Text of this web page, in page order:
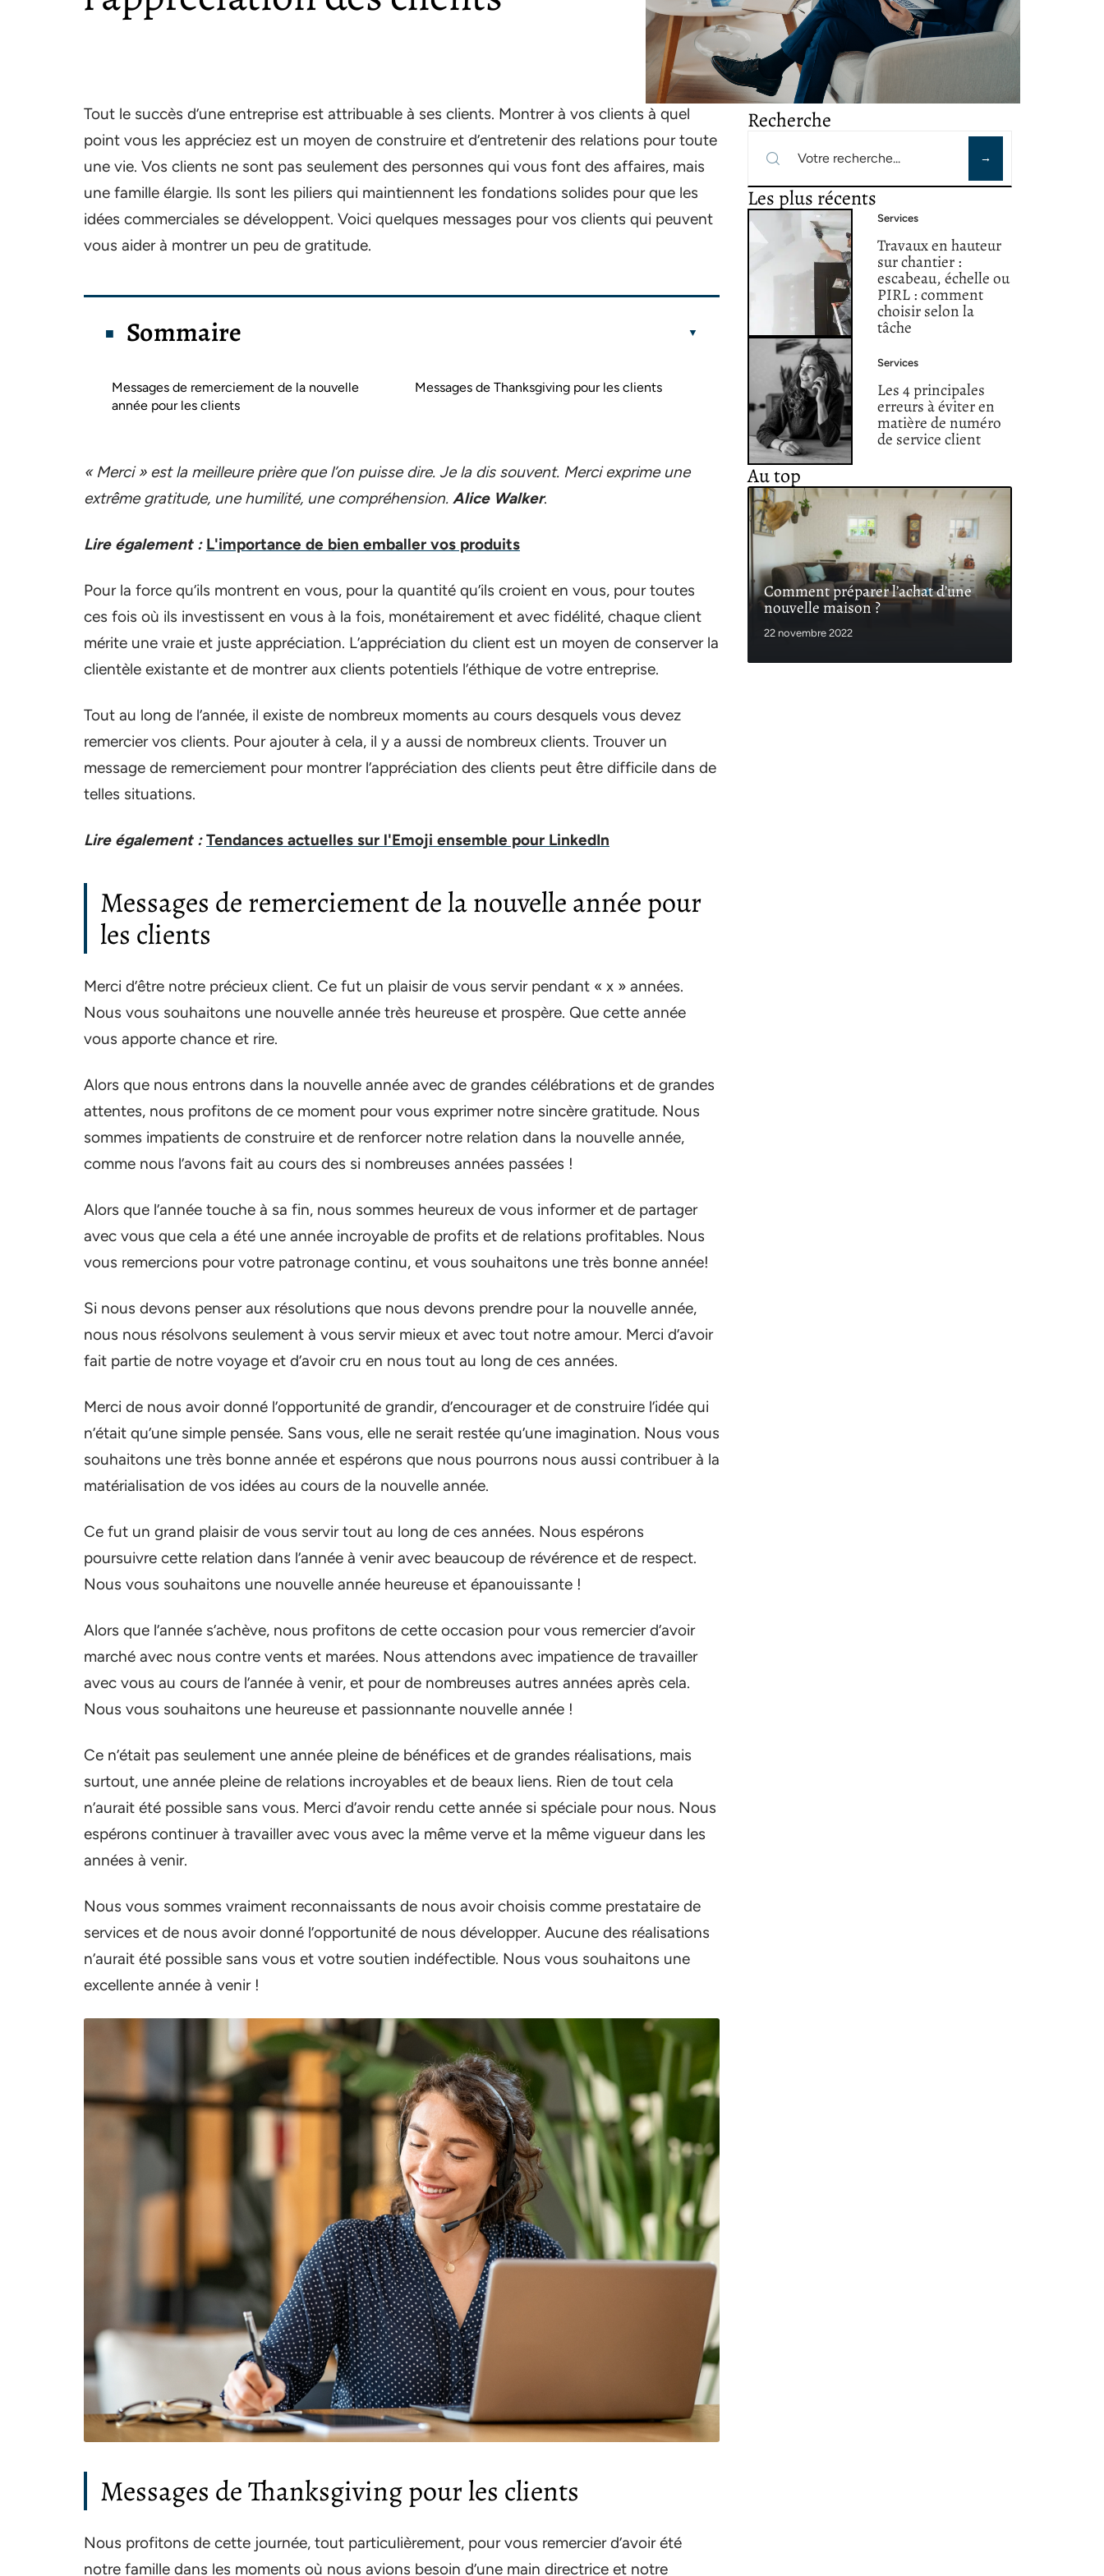
Tout le succès d’une entreprise est attribuable à ses clients. Montrer à vos clients à quel
point vous les appréciez est un moyen de construire et d’entretenir des relations pour toute
une vie. Vos clients ne sont pas seulement des personnes qui vous font des affaires, mais
une famille élargie. Ils sont les piliers qui maintiennent les fondations solides pour que les
idées commerciales se développent. Voici quelques messages pour vos clients qui peuvent
vous aider à montrer un peu de gratitude.
Sommaire
Messages de remerciement de la nouvelle
année pour les clients
Messages de Thanksgiving pour les clients
« Merci » est la meilleure prière que l’on puisse dire. Je la dis souvent. Merci exprime une
extrême gratitude, une humilité, une compréhension. Alice Walker.
Lire également : L'importance de bien emballer vos produits
Pour la force qu’ils montrent en vous, pour la quantité qu’ils croient en vous, pour toutes
ces fois où ils investissent en vous à la fois, monétairement et avec fidélité, chaque client
mérite une vraie et juste appréciation. L’appréciation du client est un moyen de conserver la
clientèle existante et de montrer aux clients potentiels l’éthique de votre entreprise.
Tout au long de l’année, il existe de nombreux moments au cours desquels vous devez
remercier vos clients. Pour ajouter à cela, il y a aussi de nombreux clients. Trouver un
message de remerciement pour montrer l’appréciation des clients peut être difficile dans de
telles situations.
Lire également : Tendances actuelles sur l'Emoji ensemble pour LinkedIn
Messages de remerciement de la nouvelle année pour
les clients
Merci d’être notre précieux client. Ce fut un plaisir de vous servir pendant « x » années.
Nous vous souhaitons une nouvelle année très heureuse et prospère. Que cette année
vous apporte chance et rire.
Alors que nous entrons dans la nouvelle année avec de grandes célébrations et de grandes
attentes, nous profitons de ce moment pour vous exprimer notre sincère gratitude. Nous
sommes impatients de construire et de renforcer notre relation dans la nouvelle année,
comme nous l’avons fait au cours des si nombreuses années passées !
Alors que l’année touche à sa fin, nous sommes heureux de vous informer et de partager
avec vous que cela a été une année incroyable de profits et de relations profitables. Nous
vous remercions pour votre patronage continu, et vous souhaitons une très bonne année!
Si nous devons penser aux résolutions que nous devons prendre pour la nouvelle année,
nous nous résolvons seulement à vous servir mieux et avec tout notre amour. Merci d’avoir
fait partie de notre voyage et d’avoir cru en nous tout au long de ces années.
Merci de nous avoir donné l’opportunité de grandir, d’encourager et de construire l’idée qui
n’était qu’une simple pensée. Sans vous, elle ne serait restée qu’une imagination. Nous vous
souhaitons une très bonne année et espérons que nous pourrons nous aussi contribuer à la
matérialisation de vos idées au cours de la nouvelle année.
Ce fut un grand plaisir de vous servir tout au long de ces années. Nous espérons
poursuivre cette relation dans l’année à venir avec beaucoup de révérence et de respect.
Nous vous souhaitons une nouvelle année heureuse et épanouissante !
Alors que l’année s’achève, nous profitons de cette occasion pour vous remercier d’avoir
marché avec nous contre vents et marées. Nous attendons avec impatience de travailler
avec vous au cours de l’année à venir, et pour de nombreuses autres années après cela.
Nous vous souhaitons une heureuse et passionnante nouvelle année !
Ce n’était pas seulement une année pleine de bénéfices et de grandes réalisations, mais
surtout, une année pleine de relations incroyables et de beaux liens. Rien de tout cela
n’aurait été possible sans vous. Merci d’avoir rendu cette année si spéciale pour nous. Nous
espérons continuer à travailler avec vous avec la même verve et la même vigueur dans les
années à venir.
Nous vous sommes vraiment reconnaissants de nous avoir choisis comme prestataire de
services et de nous avoir donné l’opportunité de nous développer. Aucune des réalisations
n’aurait été possible sans vous et votre soutien indéfectible. Nous vous souhaitons une
excellente année à venir !
Messages de Thanksgiving pour les clients
Nous profitons de cette journée, tout particulièrement, pour vous remercier d’avoir été
notre famille dans les moments où nous avions besoin d’une main directrice et notre
Recherche
Les plus récents
Services
Travaux en hauteur
sur chantier :
escabeau, échelle ou
PIRL : comment
choisir selon la
tâche
Services
Les 4 principales
erreurs à éviter en
matière de numéro
de service client
Au top
Comment préparer l’achat d’une
nouvelle maison ?
22 novembre 2022